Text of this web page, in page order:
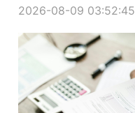
2026-08-09 03:52:45